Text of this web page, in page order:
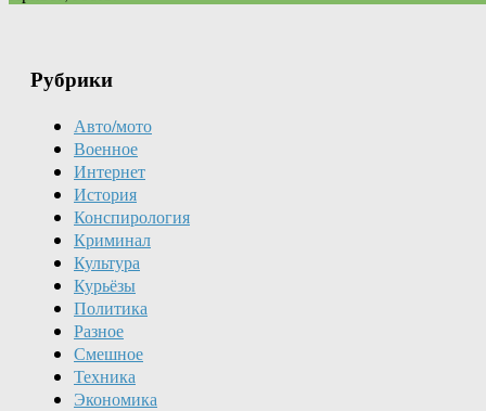
Рубрики
Авто/мото
Военное
Интернет
История
Конспирология
Криминал
Культура
Курьёзы
Политика
Разное
Смешное
Техника
Экономика